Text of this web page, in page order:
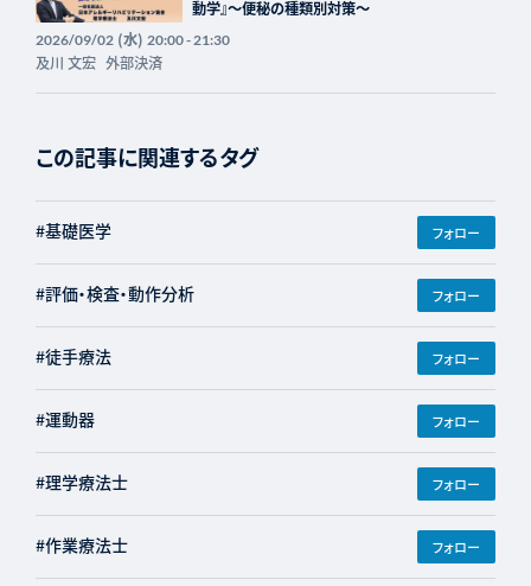
動学』〜便秘の種類別対策〜
2026/09/02(水) 20:00 - 21:30
及川 文宏 外部決済
この記事に関連するタグ
#基礎医学 フォロー
#評価・検査・動作分析 フォロー
#徒手療法 フォロー
#運動器 フォロー
#理学療法士 フォロー
#作業療法士 フォロー